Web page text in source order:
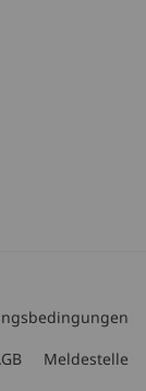
Meldestelle